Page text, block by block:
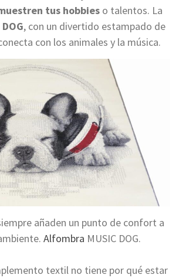
tus hobbies o talentos. La
, con un divertido estampado de
con los animales y la música.
añaden un punto de confort a
Alfombra MUSIC DOG.
textil no tiene por qué estar